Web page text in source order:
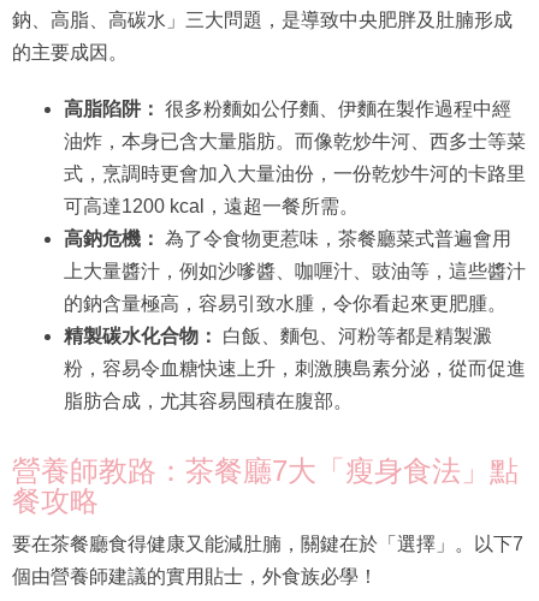
鈉、高脂、高碳水」三大問題，是導致中央肥胖及肚腩形成
的主要成因。
高脂陷阱： 很多粉麵如公仔麵、伊麵在製作過程中經
油炸，本身已含大量脂肪。而像乾炒牛河、西多士等菜
式，烹調時更會加入大量油份，一份乾炒牛河的卡路里
可高達1200 kcal，遠超一餐所需。
高鈉危機： 為了令食物更惹味，茶餐廳菜式普遍會用
上大量醬汁，例如沙嗲醬、咖喱汁、豉油等，這些醬汁
的鈉含量極高，容易引致水腫，令你看起來更肥腫。
精製碳水化合物：
白飯、麵包、河粉等都是精製澱
粉，容易令血糖快速上升，刺激胰島素分泌，從而促進
脂肪合成，尤其容易囤積在腹部。
營養師教路：茶餐廳7大「瘦身食法」點
餐攻略
要在茶餐廳食得健康又能減肚腩，關鍵在於「選擇」。以下7
個由營養師建議的實用貼士，外食族必學！